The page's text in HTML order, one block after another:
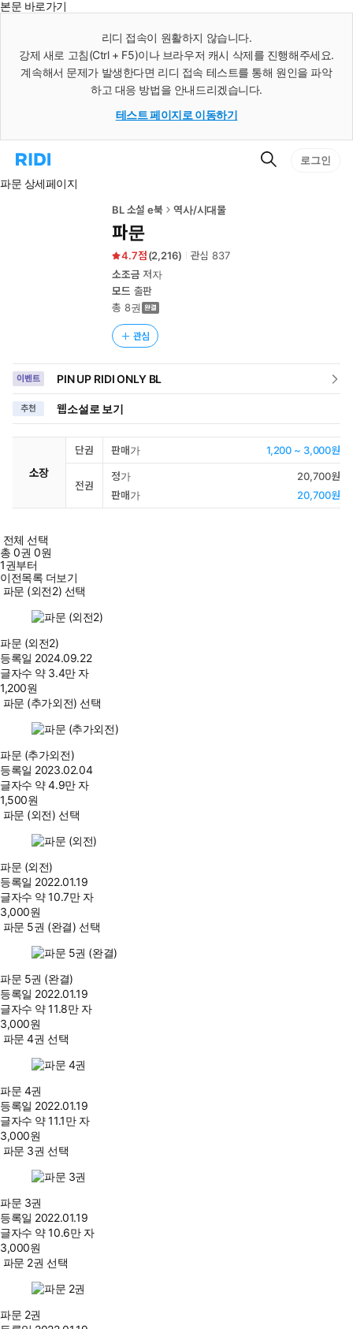
본문 바로가기
리디 접속이 원활하지 않습니다.
강제 새로 고침(Ctrl + F5)이나 브라우저 캐시 삭제를 진행해주세요.
계속해서 문제가 발생한다면 리디 접속 테스트를 통해 원인을 파악
하고 대응 방법을 안내드리겠습니다.
테스트 페이지로 이동하기
리
홈
검
로그인
파문 상세페이지
BL 소설 e북 역사/시대물
파문
4.7 (2,216) 관심837
소조금 저자
모드 출판
총 8권
관심
이벤트 PIN UP RIDI ONLY BL
추천 웹소설로 보기
소장
단권 판매가 1,200 ~ 3,000원
전권
정가
20,700원
판매가
20,700원
전체 선택
총0권 0원
1권부터
이전목록 더보기
파문 (외전2) 선택
파문 (외전2)
등록일 2024.09.22
글자수 약 3.4만 자
1,200원
파문 (추가외전) 선택
파문 (추가외전)
등록일 2023.02.04
글자수 약 4.9만 자
1,500원
파문 (외전) 선택
파문 (외전)
등록일 2022.01.19
글자수 약 10.7만 자
3,000원
파문 5권 (완결) 선택
파문 5권 (완결)
등록일 2022.01.19
글자수 약 11.8만 자
3,000원
파문 4권 선택
파문 4권
등록일 2022.01.19
글자수 약 11.1만 자
3,000원
파문 3권 선택
파문 3권
등록일 2022.01.19
글자수 약 10.6만 자
3,000원
파문 2권 선택
파문 2권